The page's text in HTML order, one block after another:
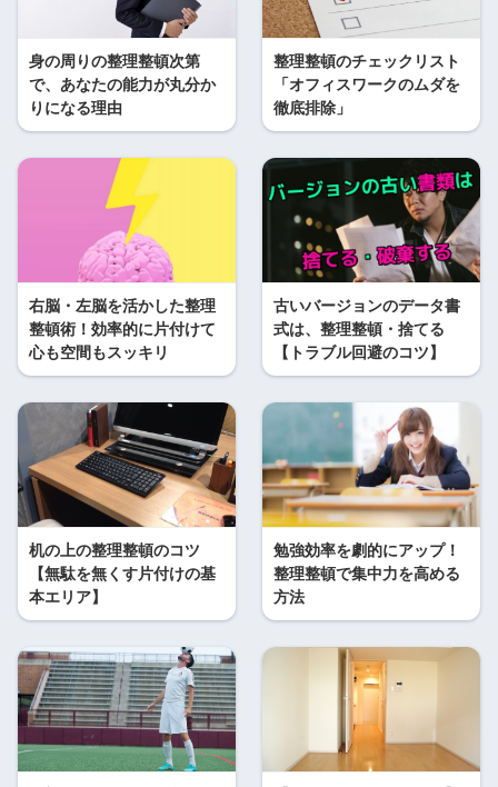
身の周りの整理整頓次第
で、あなたの能力が丸分か
りになる理由
整理整頓のチェックリスト
「オフィスワークのムダを
徹底排除」
右脳・左脳を活かした整理
整頓術！効率的に片付けて
心も空間もスッキリ
古いバージョンのデータ書
式は、整理整頓・捨てる
【トラブル回避のコツ】
机の上の整理整頓のコツ
【無駄を無くす片付けの基
本エリア】
勉強効率を劇的にアップ！
整理整頓で集中力を高める
方法